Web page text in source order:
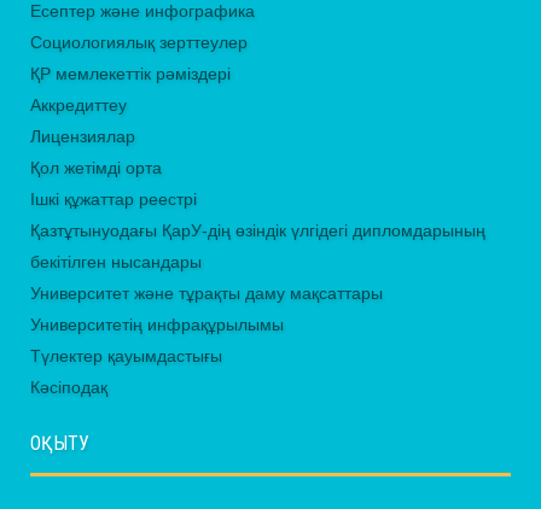
Есептер және инфографика
Социологиялық зерттеулер
ҚР мемлекеттік рәміздері
Аккредиттеу
Лицензиялар
Қол жетімді орта
Ішкі құжаттар реестрі
Қазтұтынуодағы ҚарУ-дің өзіндік үлгідегі дипломдарының
бекітілген нысандары
Университет және тұрақты даму мақсаттары
Университетің инфрақұрылымы
Түлектер қауымдастығы
Кәсіподақ
ОҚЫТУ